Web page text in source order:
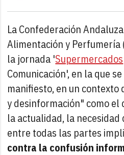
La Confederación
Alimentación y Perfumería
la jornada 'Supermercados
Comunicación', en la que
manifiesto, en un
y desinformación" como el
la actualidad, la necesidad
entre todas las partes
contra la confusión